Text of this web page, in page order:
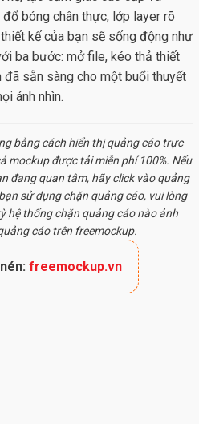
bóng chân thực, lớp layer rõ
kế của bạn sẽ sống động như
ba bước: mở file, kéo thả thiết
đã sẵn sàng cho một buổi thuyết
ánh nhìn.
bằng cách hiển thị quảng cáo trực
mockupđược tải miễn phí 100%. Nếu
đang quan tâm, hãy click vào quảng
sử dụng chặn quảng cáo, vui lòng
hệ thống chặn quảng cáo nào ảnh
cáo trên freemockup.
freemockup.vn